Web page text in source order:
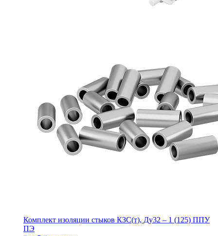
Комплект изоляции стыков КЗС(т), Ду32 – 1 (125) ППУ
ПЭ